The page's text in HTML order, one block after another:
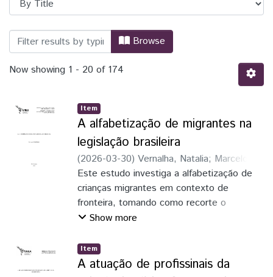
Browsing PPGIELA - Programa de
Browse
Now showing 1 - 20 of 174
Item
A alfabetização de migrantes na
legislação brasileira
(2026-03-30) Vernalha, Natalia; Marcelo
Augusto Rocha (orientador);Laura Janaína
D. Amato (coorientadora)
Este estudo investiga a alfabetização de
crianças migrantes em contexto de
fronteira, tomando como recorte o
município de Foz do Iguaçu (PR), na região
e Argentina, onde a presença de
estudantes internacionais e o
Show more
Item
A atuação de profissinais da